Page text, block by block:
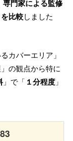
専門家による監修
比較しました
カバーエリア」
の観点から特に
」で「 １分程度 」